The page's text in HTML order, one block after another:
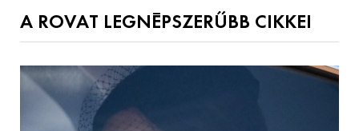
A ROVAT LEGNÉPSZERŰBB CIKKEI